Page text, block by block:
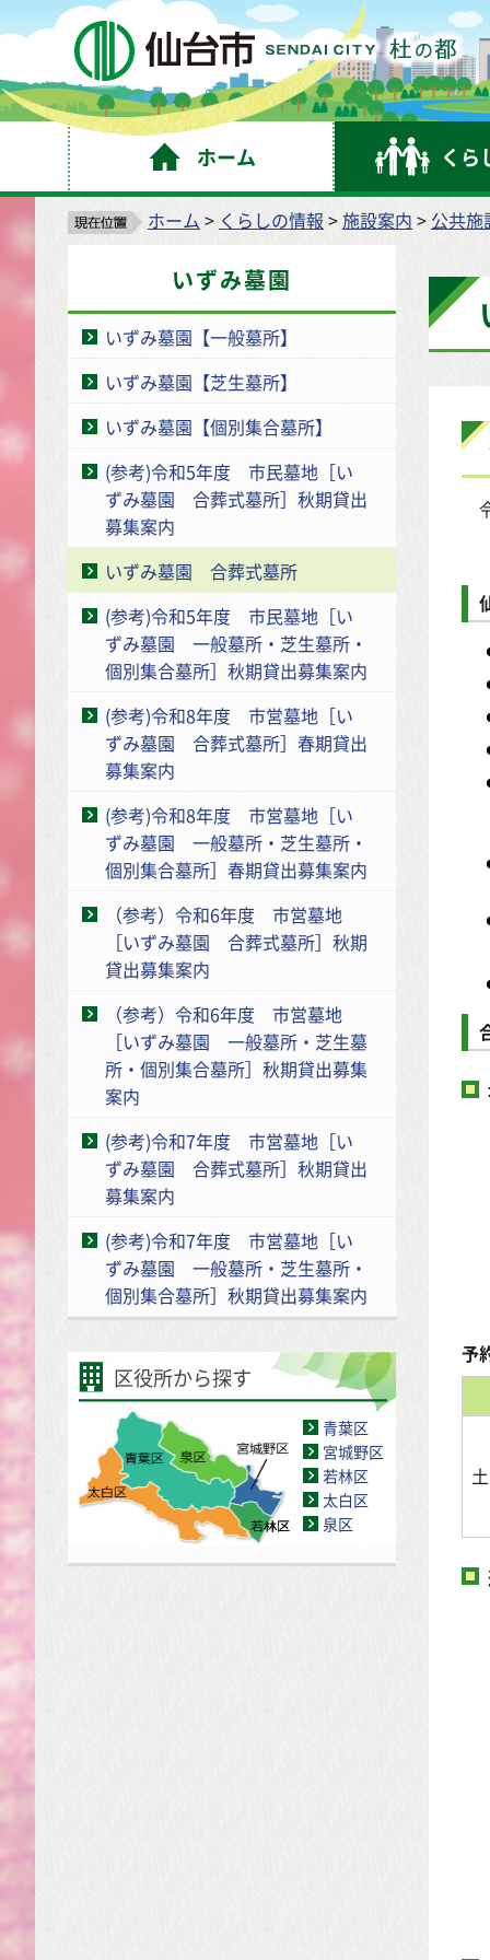
仙
ホーム くら
ホーム > くらしの情報 >施設案内 > 公共施
いずみ墓園
いずみ墓園【一般墓所】
いずみ墓園【芝生墓所】
いずみ墓園【個別集合墓所】
(参考)令和5年度 市民墓地［い
ずみ墓園 合葬式墓所］秋期貸出
募集案内
いずみ墓園 合葬式墓所
(参考)令和5年度 市民墓地［い
ずみ墓園 一般墓所・芝生墓所・
個別集合墓所］秋期貸出募集案内
(参考)令和8年度 市営墓地［い
ずみ墓園 合葬式墓所］春期貸出
募集案内
(参考)令和8年度 市営墓地［い
ずみ墓園 一般墓所・芝生墓所・
個別集合墓所］春期貸出募集案内
（参考）令和6年度 市営墓地
［いずみ墓園 合葬式墓所］秋期
貸出募集案内
（参考）令和6年度 市営墓地
［いずみ墓園 一般墓所・芝生墓
所・個別集合墓所］秋期貸出募集
案内
(参考)令和7年度 市営墓地［い
ずみ墓園 合葬式墓所］秋期貸出
募集案内
(参考)令和7年度 市営墓地［い
ずみ墓園 一般墓所・芝生墓所・
個別集合墓所］秋期貸出募集案内
区役所から探す
青葉区
宮城野区
若林区
太白区
泉区
予